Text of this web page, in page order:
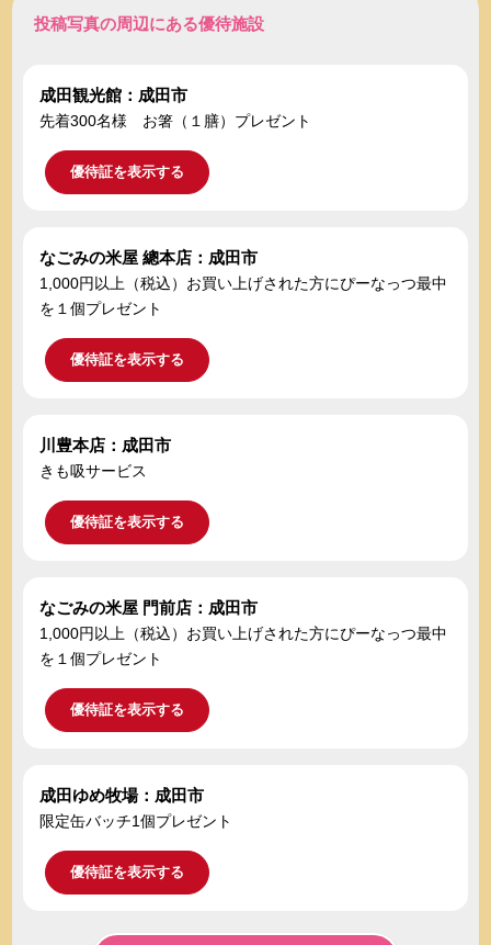
投稿写真の周辺にある優待施設
成田観光館：成田市
先着300名様 お箸（１膳）プレゼント
優待証を表示する
なごみの米屋 總本店：成田市
1,000円以上（税込）お買い上げされた方にぴーなっつ最中
を１個プレゼント
優待証を表示する
川豊本店：成田市
きも吸サービス
優待証を表示する
なごみの米屋 門前店：成田市
1,000円以上（税込）お買い上げされた方にぴーなっつ最中
を１個プレゼント
優待証を表示する
成田ゆめ牧場：成田市
限定缶バッチ1個プレゼント
優待証を表示する